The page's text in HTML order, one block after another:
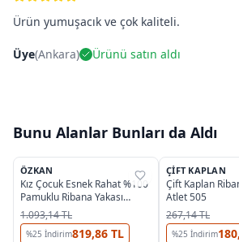
Ürün yumuşacık ve çok kaliteli.
Üye(Ankara) Ürünü satın aldı
Bunu Alanlar Bunları da Aldı
%42
ÖZKAN
Kız Çocuk Esnek Rahat %100
Pamuklu Ribana Yakası
Dantelli İp Askılı Atlet 10'lu
PaketÖzkan 0806
1.093,14 TL
%25 İndirim819,86 TL
%45
ÇIFT KAPLAN
Çift Kaplan
Atlet 505
267,14 TL
%25 İndirim